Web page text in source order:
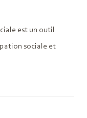
est un outil
sociale et